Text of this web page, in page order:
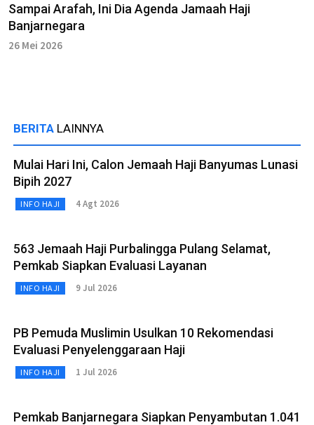
Sampai Arafah, Ini Dia Agenda Jamaah Haji
Banjarnegara
26 Mei 2026
BERITA LAINNYA
Mulai Hari Ini, Calon Jemaah Haji Banyumas Lunasi
Bipih 2027
INFO HAJI 4 Agt 2026
563 Jemaah Haji Purbalingga Pulang Selamat,
Pemkab Siapkan Evaluasi Layanan
INFO HAJI 9 Jul 2026
PB Pemuda Muslimin Usulkan 10 Rekomendasi
Evaluasi Penyelenggaraan Haji
INFO HAJI 1 Jul 2026
Pemkab Banjarnegara Siapkan Penyambutan 1.041